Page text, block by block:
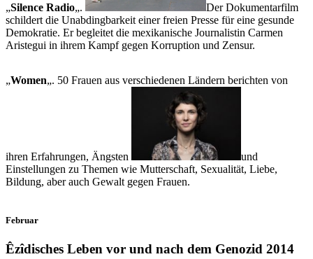
„Silence Radio„.
Der Dokumentarfilm
schildert die Unabdingbarkeit einer freien Presse für eine gesunde
Demokratie. Er begleitet die mexikanische Journalistin Carmen
Aristegui in ihrem Kampf gegen Korruption und Zensur.
„Women„. 50 Frauen aus verschiedenen Ländern berichten von
ihren Erfahrungen, Ängsten
und
Einstellungen zu Themen wie Mutterschaft, Sexualität, Liebe,
Bildung, aber auch Gewalt gegen Frauen.
Februar
Êzîdisches Leben vor und nach dem Genozid 2014